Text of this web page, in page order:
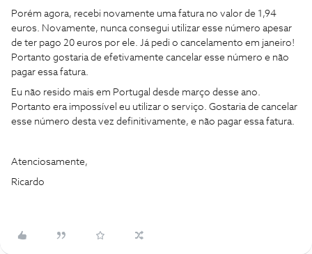
Porém agora, recebi novamente uma fatura no valor de 1,94
euros. Novamente, nunca consegui utilizar esse número apesar
de ter pago 20 euros por ele. Já pedi o cancelamento em janeiro!
Portanto gostaria de efetivamente cancelar esse número e não
pagar essa fatura.
Eu não resido mais em Portugal desde março desse ano.
Portanto era impossível eu utilizar o serviço. Gostaria de cancelar
esse número desta vez definitivamente, e não pagar essa fatura.
Atenciosamente,
Ricardo